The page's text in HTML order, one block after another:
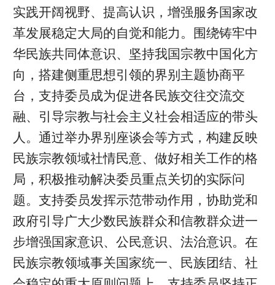
实践开阔视野、提高认识，增强服务国家改
革发展稳定大局的自觉和能力。围绕铸牢中
华民族共同体意识、坚持我国宗教中国化方
向，搭建侧重思想引领的界别主题协商平
台，支持委员成为促进各民族交往交流交
融、引导宗教与社会主义社会相适应的带头
人。通过举办界别座谈会等方式，构建反映
民族宗教领域社情民意、做好相关工作的格
局，积极推动解决委员重点关切的实际问
题。支持委员发挥示范带动作用，协助党和
政府引导广大少数民族群众和信教群众进一
步增强国家意识、公民意识、法治意识。在
民族宗教领域事关国家统一、民族团结、社